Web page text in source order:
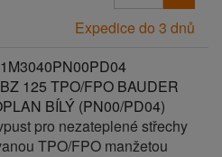
Expedice do 3 dnů
125 TPO/FPO BAUDER
BÍLÝ (PN00/PD04)
pro nezateplené střechy
TPO/FPO manžetou